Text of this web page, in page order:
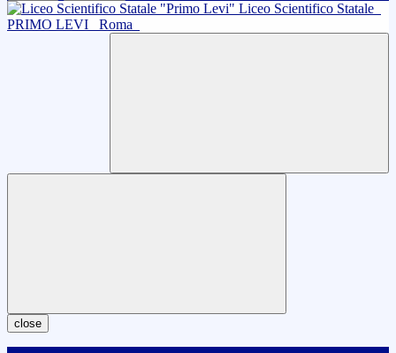
Liceo Scientifico Statale
PRIMO LEVI
Roma
close